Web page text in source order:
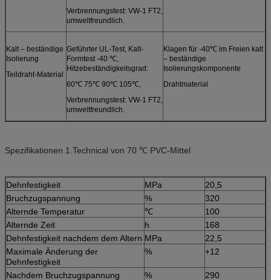
Verbrennungstest: VW-1 FT2,
umweltfreundlich.
Kalt – beständige
Isolierung
Teildraht-Material
Geführter UL-Test, Kalt-
Formtest -40 ℃,
Hitzebeständigkeitsgrad:
60℃ 75℃ 90℃ 105℃,
Verbrennungstest: VW-1 FT2,
umweltfreundlich.
Klagen für -40℃ im Freien kalt
– beständige
Isolierungskomponente
Drahtmaterial
Spezifikationen 1.Technical von 70 ℃ PVC-Mittel
Dehnfestigkeit MPa
20,5
Bruchzugspannung
%
320
Alternde Temperatur
℃
100
Alternde Zeit
h
168
Dehnfestigkeit nachdem dem Altern MPa
22,5
Maximale Änderung der
Dehnfestigkeit
% +12
Nachdem Bruchzugspannung
% 290